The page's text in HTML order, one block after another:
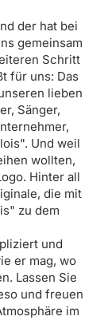
der hat bei
gemeinsam
Schritt
für uns: Das
lieben
Sänger,
Und weil
wollten,
Hinter all
die mit
zu dem
und
er mag, wo
Lassen Sie
und freuen
im